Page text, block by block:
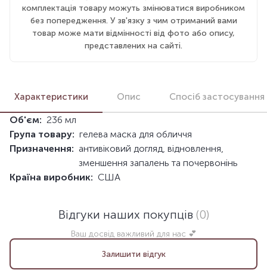
комплектація товару можуть змінюватися виробником
без попередження. У зв'язку з чим отриманий вами
товар може мати відмінності від фото або опису,
представлених на сайті.
Характеристики Опис Спосіб застосування
Об'єм: 236 мл
Група товару: гелева маска для обличчя
Призначення: антивіковий догляд, відновлення,
зменшення запалень та почервонінь
Країна виробник: США
Відгуки наших покупців (0)
Ваш досвід важливий для нас 💕
Залишити відгук